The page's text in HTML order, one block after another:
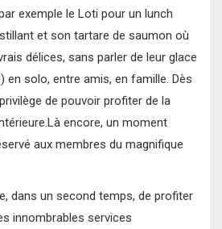
exemple le Loti pour un lunch
et son tartare de saumon où
délices, sans parler de leur glace
en solo, entre amis, en famille. Dès
de pouvoir profiter de la
encore, un moment
aux membres du magnifique
dans un second temps, de profiter
innombrables services